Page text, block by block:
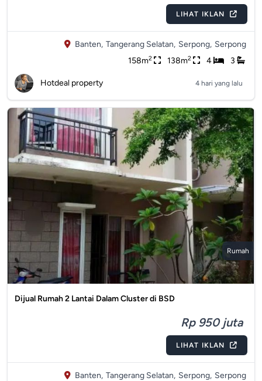
LIHAT IKLAN
Banten, Tangerang Selatan, Serpong, Serpong
158m2 138m2 4 3
Hotdeal property 4 hari yang lalu
Rumah
Dijual Rumah 2 Lantai Dalam Cluster di BSD
Rp 950 juta
LIHAT IKLAN
Banten, Tangerang Selatan, Serpong, Serpong